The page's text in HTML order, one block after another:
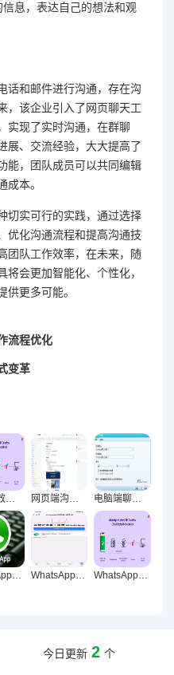
信息，表达自己的想法和观
话和邮件进行沟通，存在沟
，该企业引入了网页聊天工
实现了实时沟通，在群聊
展、交流经验，大大提高了
能，团队成员可以共同编辑
成本。
切实可行的实践，通过选择
优化沟通流程和提高沟通技
团队工作效率，在未来，随
会更加智能化、个性化，
供更多可能。
流程优化
变革
WhatsApp网页版深度解析，内容工作者的效率利器还是鸡肋？ WhatsApp网页版进化论，工具迭代下人际连接的本质重构 WhatsApp网页版，远程办公高效沟通解决方案
今日更新 2 个